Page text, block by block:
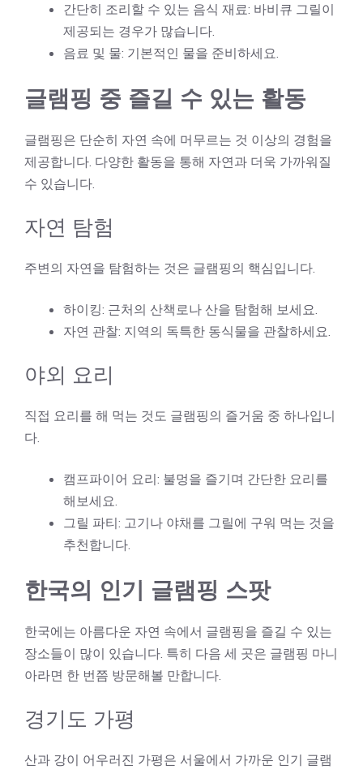
간단히 조리할 수 있는 음식 재료: 바비큐 그릴이
제공되는 경우가 많습니다.
음료 및 물: 기본적인 물을 준비하세요.
글램핑 중 즐길 수 있는 활동
글램핑은 단순히 자연 속에 머무르는 것 이상의 경험을
제공합니다. 다양한 활동을 통해 자연과 더욱 가까워질
수 있습니다.
자연 탐험
주변의 자연을 탐험하는 것은 글램핑의 핵심입니다.
하이킹: 근처의 산책로나 산을 탐험해 보세요.
자연 관찰: 지역의 독특한 동식물을 관찰하세요.
야외 요리
직접 요리를 해 먹는 것도 글램핑의 즐거움 중 하나입니
다.
캠프파이어 요리: 불멍을 즐기며 간단한 요리를
해보세요.
그릴 파티: 고기나 야채를 그릴에 구워 먹는 것을
추천합니다.
한국의 인기 글램핑 스팟
한국에는 아름다운 자연 속에서 글램핑을 즐길 수 있는
장소들이 많이 있습니다. 특히 다음 세 곳은 글램핑 마니
아라면 한 번쯤 방문해볼 만합니다.
경기도 가평
산과 강이 어우러진 가평은 서울에서 가까운 인기 글램